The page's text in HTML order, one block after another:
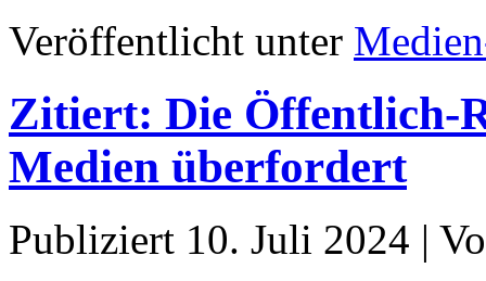
Veröffentlicht unter
Zitiert: Die Öffentlich-
Medien überfordert
Publiziert 10. Juli 2024 |